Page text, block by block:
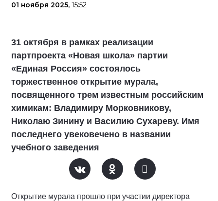
01 ноября 2025, 15:52
31 октября в рамках реализации
партпроекта «Новая школа» партии
«Единая Россия» состоялось
торжественное открытие мурала,
посвященного трем известным российским
химикам: Владимиру Морковникову,
Николаю Зинину и Василию Сухареву. Имя
последнего увековечено в названии
учебного заведения
Открытие мурала прошло при участии директора